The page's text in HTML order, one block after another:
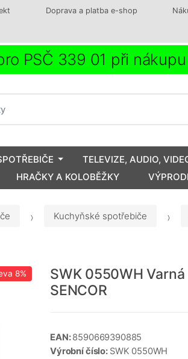
Doprava a platba e-shop
PSČ 339 01 při
TELEVIZE, AUDIO,
HRAČKY A KOLOBĚŽKY
Kuchyňské spotřebiče
8%
SWK 0550WH
SENCOR
EAN:8590669390885
Výrobní číslo: SWK 0550WH